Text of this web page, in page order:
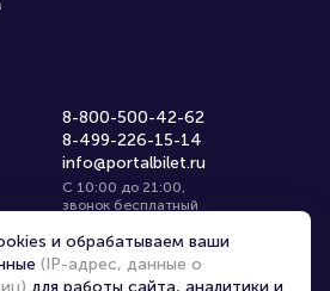
8-800-500-42-62
8-499-226-15-14
info@portalbilet.ru
С 10:00 до 21:00,
звонок бесплатный
Все площадки
и обрабатываем ваши
(IP-адрес, данные о
для работы сайта, аналитики и